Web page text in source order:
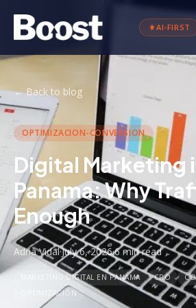
AI-FIRST
←Back to blog
OPTIMIZACION-CONVERSION
Digital Marketing
Panama: Why
Enough
Adrià Vidal·July 6, 2026·6 min read
MARKETING DIGITAL EN PANAMA CRO
OPTIMIZACIÓN